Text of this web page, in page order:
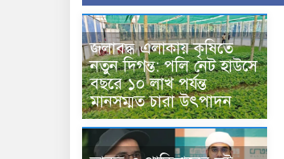
জলাবদ্ধ এলাকায় কৃষিতে
নতুন দিগন্ত: পলি নেট হাউসে
বছরে ১০ লাখ পর্যন্ত
মানসম্মত চারা উৎপাদন